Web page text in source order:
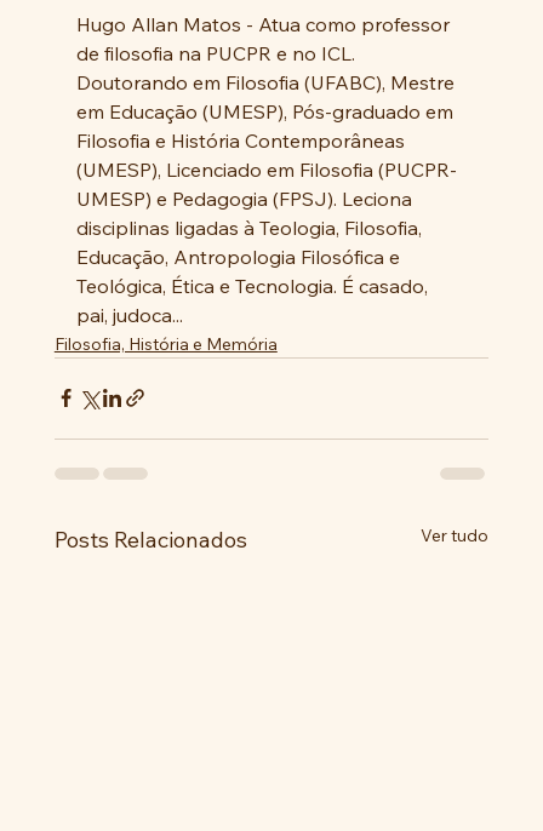
Hugo Allan Matos - Atua como professor
de filosofia na PUCPR e no ICL.
Doutorando em Filosofia (UFABC), Mestre
em Educação (UMESP), Pós-graduado em
Filosofia e História Contemporâneas
(UMESP), Licenciado em Filosofia (PUCPR-
UMESP) e Pedagogia (FPSJ). Leciona
disciplinas ligadas à Teologia, Filosofia,
Educação, Antropologia Filosófica e
Teológica, Ética e Tecnologia. É casado,
pai, judoca...
Filosofia, História e Memória
Posts Relacionados Ver tudo